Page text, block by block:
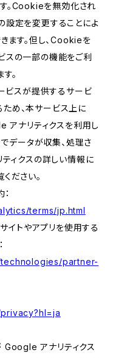
。Cookieを無効化され
設定を変更することによ
ます。但し、Cookieを
スの一部の機能をご利
。
ービスが提供するサービ
め、本サービス上に
ナリティクスを利用し
データが収集、処理さ
ィクスの詳しい情報に
ださい。
terms/jp.html
トやアプリを使用する
partner-
Google アナリティクス